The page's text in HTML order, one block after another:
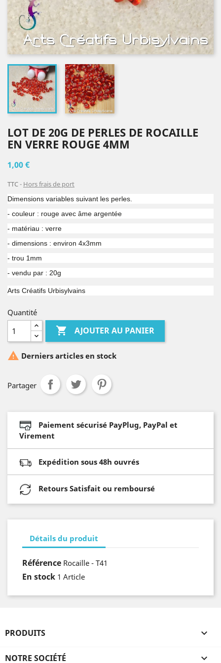
LOT DE 20G DE PERLES DE ROCAILLE
EN VERRE ROUGE 4MM
1,00 €
TTC Hors frais de port
Dimensions variables suivant les perles.
- couleur : rouge avec âme argentée
- matériau : verre
- dimensions : environ 4x3mm
- trou 1mm
- vendu par : 20g
Arts Créatifs Urbisylvains
Quantité
 AJOUTER AU PANIER
 Derniers articles en stock
Partager
Paiement sécurisé PayPlug, PayPal et
Virement
Expédition sous 48h ouvrés
Retours Satisfait ou remboursé
Détails du produit
Référence Rocaille - T41
En stock 1 Article
PRODUITS 
NOTRE SOCIÉTÉ 